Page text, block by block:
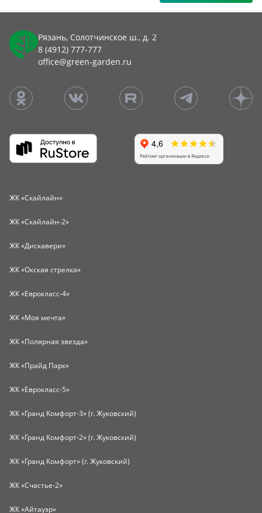
Рязань, Солотчинское ш., д. 2
8 (4912) 777-777
office@green-garden.ru
ЖК «Скайлайн»
ЖК «Скайлайн-2»
ЖК «Дискавери»
ЖК «Окская стрелка»
ЖК «Еврокласс-4»
ЖК «Моя мечта»
ЖК «Полярная звезда»
ЖК «Прайд Парк»
ЖК «Еврокласс-5»
ЖК «Гранд Комфорт-3» (г. Жуковский)
ЖК «Гранд Комфорт-2» (г. Жуковский)
ЖК «Гранд Комфорт» (г. Жуковский)
ЖК «Счастье-2»
ЖК «Айтауэр»